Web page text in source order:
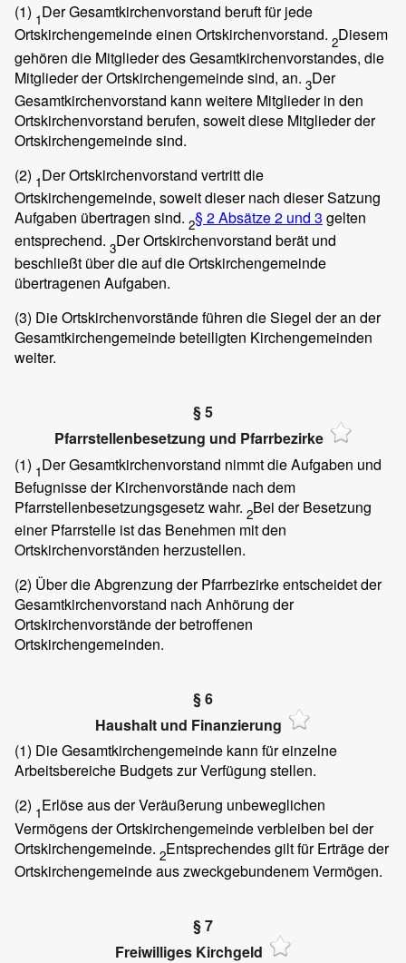
(1) 1Der Gesamtkirchenvorstand beruft für jede
Ortskirchengemeinde einen Ortskirchenvorstand. 2Diesem
gehören die Mitglieder des Gesamtkirchenvorstandes, die
Mitglieder der Ortskirchengemeinde sind, an. 3Der
Gesamtkirchenvorstand kann weitere Mitglieder in den
Ortskirchenvorstand berufen, soweit diese Mitglieder der
Ortskirchengemeinde sind.
(2) 1Der Ortskirchenvorstand vertritt die
Ortskirchengemeinde, soweit dieser nach dieser Satzung
Aufgaben übertragen sind. 2§ 2 Absätze 2 und 3 gelten
entsprechend. 3Der Ortskirchenvorstand berät und
beschließt über die auf die Ortskirchengemeinde
übertragenen Aufgaben.
(3) Die Ortskirchenvorstände führen die Siegel der an der
Gesamtkirchengemeinde beteiligten Kirchengemeinden
weiter.
§ 5
Pfarrstellenbesetzung und Pfarrbezirke
(1) 1Der Gesamtkirchenvorstand nimmt die Aufgaben und
Befugnisse der Kirchenvorstände nach dem
Pfarrstellenbesetzungsgesetz wahr. 2Bei der Besetzung
einer Pfarrstelle ist das Benehmen mit den
Ortskirchenvorständen herzustellen.
(2) Über die Abgrenzung der Pfarrbezirke entscheidet der
Gesamtkirchenvorstand nach Anhörung der
Ortskirchenvorstände der betroffenen
Ortskirchengemeinden.
§ 6
Haushalt und Finanzierung
(1) Die Gesamtkirchengemeinde kann für einzelne
Arbeitsbereiche Budgets zur Verfügung stellen.
(2) 1Erlöse aus der Veräußerung unbeweglichen
Vermögens der Ortskirchengemeinde verbleiben bei der
Ortskirchengemeinde. 2Entsprechendes gilt für Erträge der
Ortskirchengemeinde aus zweckgebundenem Vermögen.
§ 7
Freiwilliges Kirchgeld